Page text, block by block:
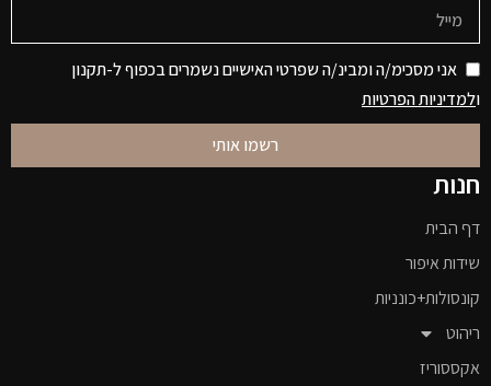
אני מסכימ/ה ומבינ/ה שפרטי האישיים נשמרים בכפוף ל-תקנון
ולמדיניות הפרטיות
רשמו אותי
חנות
דף הבית
שידות איפור
קונסולות+כונניות
ריהוט
אקססוריז